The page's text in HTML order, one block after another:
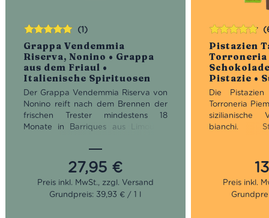
Grappa Vendemmia
Riserva, Nonino • Grappa
aus dem Friaul •
Italienische Spirituosen
(1)
Der Grappa Vendemmia Riserva von
Nonino reift nach dem Brennen der
frischen Trester mindestens 18
Monate in Barriques aus Limousin-
Fässern. In der Nase entfalten sich
zauberhafte Duftnoten von Vanille,
frischem Brot und Schokolade. Am
Gaumen zeigt sich der Grappa
Vendemmia Riserva vollmundig,
27,95 €
Bewertet
mit5.00 von
5
Grundpreis: 39,93 € / 1 l
Pistazien
Torroneria
Pistazie •
Die
Torroneria
sizilianische
bianchi.
feinster,
kreierte
Tartufi.
fünften
Bewertet
mit4.83
von 5